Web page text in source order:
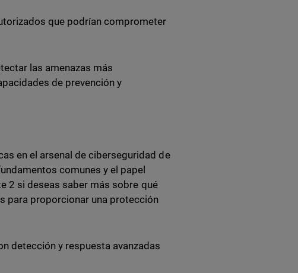
que podrían comprometer
las amenazas más
de prevención y
en el arsenal de ciberseguridad de
comunes y el papel
2 si deseas saber más sobre qué
para proporcionar una protección
detección y respuesta avanzadas